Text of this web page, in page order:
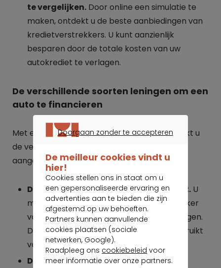
te vergelijken. Door online een simulatie te
maken, ontdekt u de beste aanbiedingen van
kredietverstrekkers. U kunt aanzienlijk
besparen door de totale kosten van uw
autokrediet te verlagen.
De verschillende soorten leningen om een
auto te financieren
Met een simulatievoor een autolening ontdekt u
de verschillende mogelijkheden die worden
aangeboden.
De autolening is een gebonden krediet. U
moet een offerte aan de kredietverstrekker
voorleggen om een financiering te verkrijgen.
De fondsen zullen uitsluitend worden gebruikt
voor het aankopen van een auto.
De
persoonlijke leningis een
Doorgaan zonder te accepteren
De meilleur cookies vindt u
hier!
Cookies stellen ons in staat om u
een gepersonaliseerde ervaring en
advertenties aan te bieden die zijn
afgestemd op uw behoeften.
Partners kunnen aanvullende
cookies plaatsen (sociale
netwerken, Google).
Raadpleeg ons cookiebeleid voor
meer informatie over onze partners.